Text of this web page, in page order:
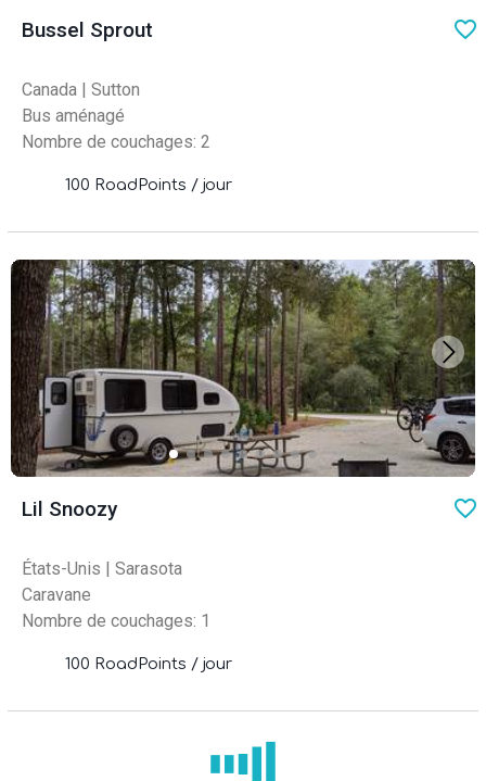
Bussel Sprout
Canada | Sutton
Bus aménagé
Nombre de couchages: 2
100 RoadPoints / jour
Lil Snoozy
États-Unis | Sarasota
Caravane
Nombre de couchages: 1
100 RoadPoints / jour